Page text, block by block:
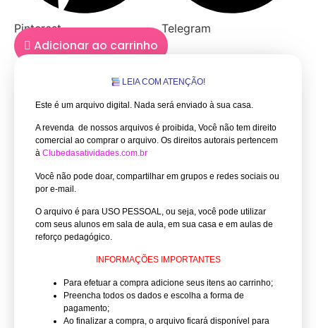
Pinterest Telegram
Adicionar ao carrinho
LEIA COM ATENÇÃO!
Este é um arquivo digital. Nada será enviado à sua casa.
A revenda de nossos arquivos é proibida, Você não tem direito
comercial ao comprar o arquivo. Os direitos autorais pertencem
à Clubedasatividades.com.br
Você não pode doar, compartilhar em grupos e redes sociais ou
por e-mail.
O arquivo é para USO PESSOAL, ou seja, você pode utilizar
com seus alunos em sala de aula, em sua casa e em aulas de
reforço pedagógico.
INFORMAÇÕES IMPORTANTES
Para efetuar a compra adicione seus itens ao carrinho;
Preencha todos os dados e escolha a forma de
pagamento;
Ao finalizar a compra, o arquivo ficará disponível para